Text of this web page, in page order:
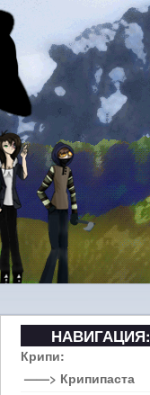
НАВИГАЦИЯ:
Крипи:
——> Крипипаста